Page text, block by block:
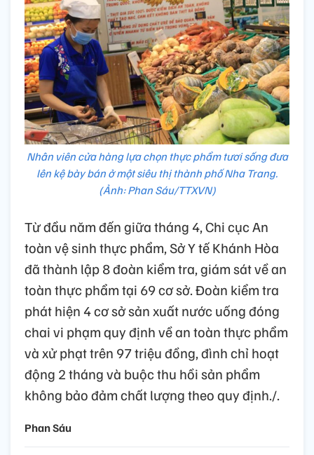
Nhân viên cửa hàng lựa chọn thực phẩm tươi sống đưa
lên kệ bày bán ở một siêu thị thành phố Nha Trang.
(Ảnh: Phan Sáu/TTXVN)
Từ đầu năm đến giữa tháng 4, Chi cục An
toàn vệ sinh thực phẩm, Sở Y tế Khánh Hòa
đã thành lập 8 đoàn kiểm tra, giám sát về an
toàn thực phẩm tại 69 cơ sở. Đoàn kiểm tra
phát hiện 4 cơ sở sản xuất nước uống đóng
chai vi phạm quy định về an toàn thực phẩm
và xử phạt trên 97 triệu đồng, đình chỉ hoạt
động 2 tháng và buộc thu hồi sản phẩm
không bảo đảm chất lượng theo quy định./.
Phan Sáu